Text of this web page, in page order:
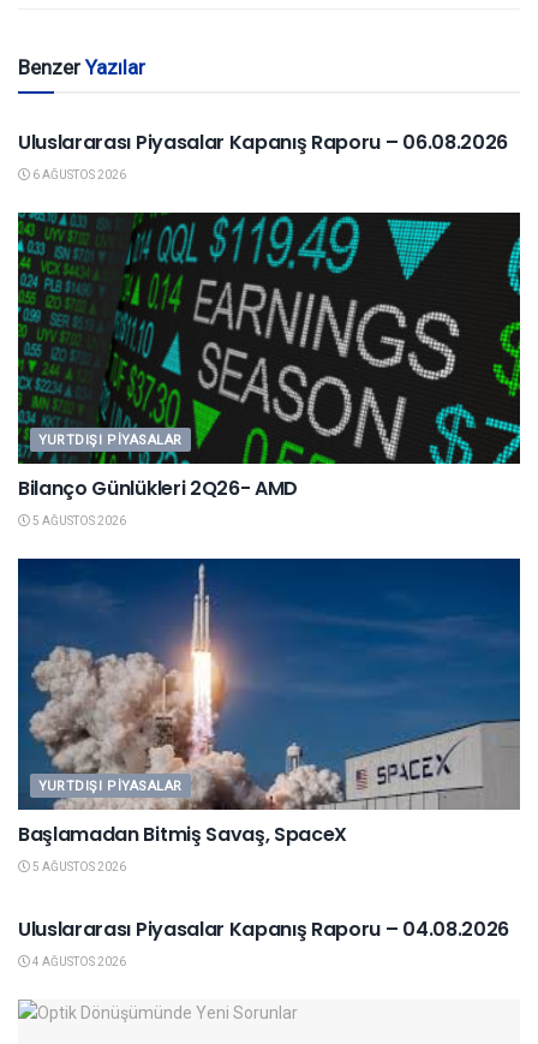
BenzerYazılar
YURTDIŞI PIYASALAR
Uluslararası Piyasalar Kapanış Raporu – 06.08.2026
6 AĞUSTOS 2026
YURTDIŞI PIYASALAR
Bilanço Günlükleri 2Q26- AMD
5 AĞUSTOS 2026
YURTDIŞI PIYASALAR
Başlamadan Bitmiş Savaş, SpaceX
5 AĞUSTOS 2026
Uluslararası Piyasalar Kapanış Raporu – 04.08.2026
4 AĞUSTOS 2026